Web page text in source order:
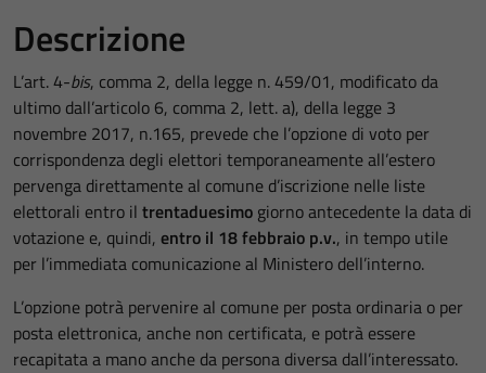
Descrizione
L’art. 4-bis, comma 2, della legge n. 459/01, modificato da
ultimo dall’articolo 6, comma 2, lett. a), della legge 3
novembre 2017, n.165, prevede che l’opzione di voto per
corrispondenza degli elettori temporaneamente all’estero
pervenga direttamente al comune d’iscrizione nelle liste
elettorali entro il trentaduesimo giorno antecedente la data di
votazione e, quindi, entro il 18 febbraio p.v., in tempo utile
per l’immediata comunicazione al Ministero dell’interno.
L’opzione potrà pervenire al comune per posta ordinaria o per
posta elettronica, anche non certificata, e potrà essere
recapitata a mano anche da persona diversa dall’interessato.